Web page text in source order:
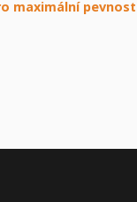
maximální